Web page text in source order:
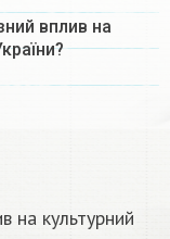
вплив на
на культурний